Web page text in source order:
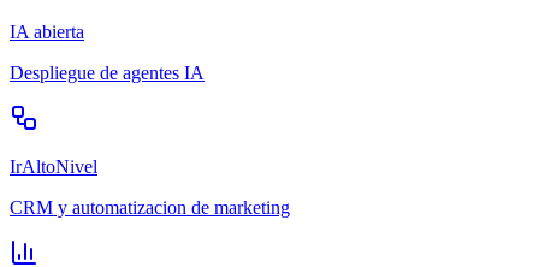
IA abierta
Despliegue de agentes IA
IrAltoNivel
CRM y automatizacion de marketing